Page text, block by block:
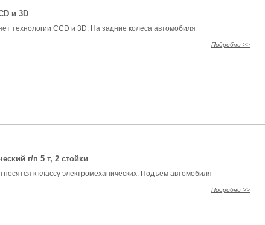
и 3D
технологии CCD и 3D. На задние колеса автомобиля
Подробно >>
г/п 5 т, 2 стойки
к классу электромеханических. Подъём автомобиля
Подробно >>